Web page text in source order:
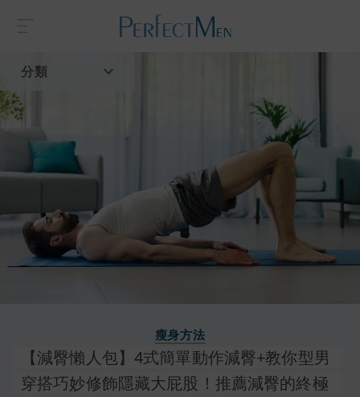
分類
瘦身方法
【減臀懶人包】4式簡單動作減臀+教你型男
穿搭巧妙修飾隱藏大屁股！推薦減臀的終極